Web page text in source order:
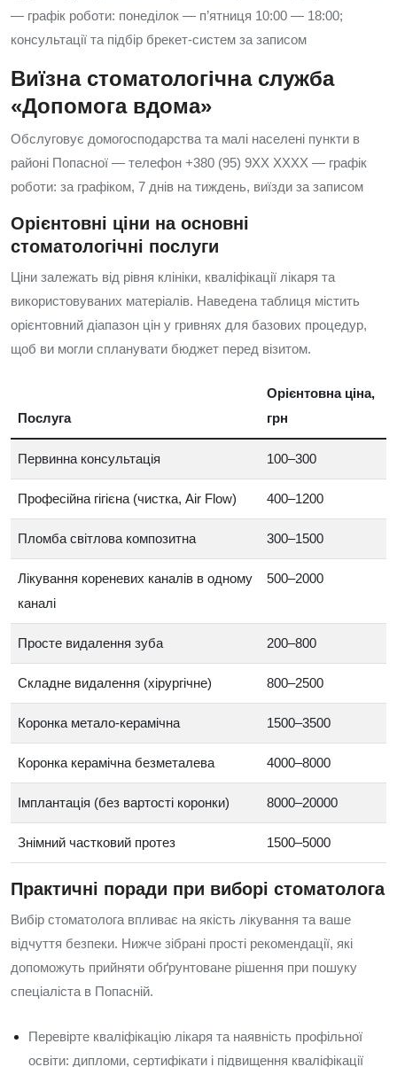
— графік роботи: понеділок — п’ятниця 10:00 — 18:00;
консультації та підбір брекет-систем за записом
Виїзна стоматологічна служба
«Допомога вдома»
Обслуговує домогосподарства та малі населені пункти в
районі Попасної — телефон +380 (95) 9XX XXXX — графік
роботи: за графіком, 7 днів на тиждень, виїзди за записом
Орієнтовні ціни на основні
стоматологічні послуги
Ціни залежать від рівня клініки, кваліфікації лікаря та
використовуваних матеріалів. Наведена таблиця містить
орієнтовний діапазон цін у гривнях для базових процедур,
щоб ви могли спланувати бюджет перед візитом.
Послуга
Орієнтовна ціна,
грн
Первинна консультація 100–300
Професійна гігієна (чистка, Air Flow) 400–1200
Пломба світлова композитна 300–1500
Лікування кореневих каналів в одному
каналі
500–2000
Просте видалення зуба 200–800
Складне видалення (хірургічне) 800–2500
Коронка метало-керамічна 1500–3500
Коронка керамічна безметалева 4000–8000
Імплантація (без вартості коронки) 8000–20000
Знімний частковий протез 1500–5000
Практичні поради при виборі стоматолога
Вибір стоматолога впливає на якість лікування та ваше
відчуття безпеки. Нижче зібрані прості рекомендації, які
допоможуть прийняти обґрунтоване рішення при пошуку
спеціаліста в Попасній.
Перевірте кваліфікацію лікаря та наявність профільної
освіти: дипломи, сертифікати і підвищення кваліфікації